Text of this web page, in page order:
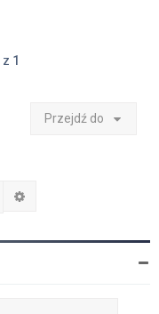
z 1
Przejdź do
Szukaj